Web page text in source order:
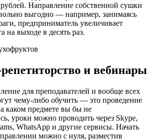
Направление собственной сушки
выгодно — например, занимаясь
предприниматель увеличивает
на выходе в десять раз.
и вебинары
для преподавателей и вообще всех
чему-либо обучить — это проведение
каком предмете вы бы не
уроки можно проводить через Skype,
WhatsApp и другие сервисы. Начать
можно с нуля, разместив